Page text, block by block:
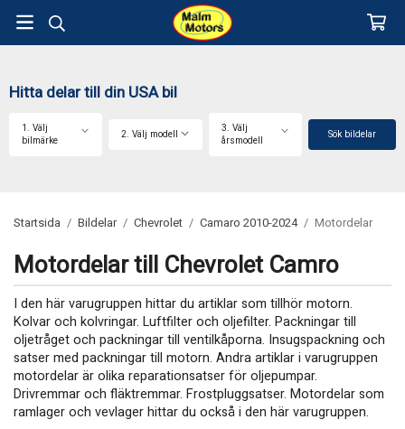
Hitta delar till din USA bil
1. Välj
bilmärke
2. Välj modell
3. Välj
årsmodell
Sök bildelar
Startsida / Bildelar / Chevrolet / Camaro 2010-2024 / Motordelar
Motordelar till Chevrolet Camro
I den här varugruppen hittar du artiklar som tillhör motorn.
Kolvar och kolvringar. Luftfilter och oljefilter. Packningar till
oljetråget och packningar till ventilkåporna. Insugspackning och
satser med packningar till motorn. Andra artiklar i varugruppen
motordelar är olika reparationsatser för oljepumpar.
Drivremmar och fläktremmar. Frostpluggsatser. Motordelar som
ramlager och vevlager hittar du också i den här varugruppen.